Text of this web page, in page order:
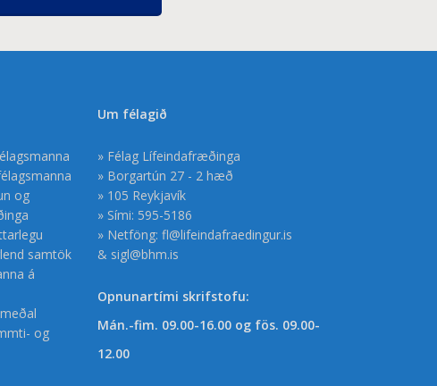
og
samtök
á
og
Um félagið
» Félag Lífeindafræðinga
» Borgartún 27 - 2 hæð
» 105 Reykjavík
» Sími: 595-5186
» Netföng: fl@lifeindafraedingur.is
& sigl@bhm.is
Opnunartími skrifstofu:
Mán.-fim. 09.00-16.00 og fös. 09.00-
12.00